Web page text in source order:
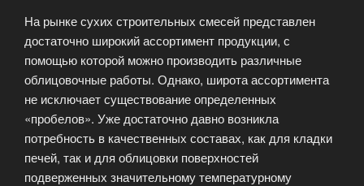
На рынке сухих строительных смесей представлен
достаточно широкий ассортимент продукции, с
помощью которой можно производить различные
облицовочные работы. Однако, широта ассортимента
не исключает существование определенных
«пробелов». Уже достаточно давно возникла
потребность в качественных составах, как для кладки
печей, так и для облицовки поверхностей
подверженных значительному температурному